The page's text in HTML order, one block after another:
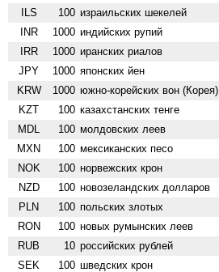
ILS 100 израильских шекелей
INR 1000 индийских рупий
IRR 1000 иранских риалов
JPY 1000 японских йен
KRW 1000 южно-корейских вон (Корея)
KZT 100 казахстанских тенге
MDL 100 молдовских леев
MXN 100 мексиканских песо
NOK 100 норвежских крон
NZD 100 ново­зеландских долларов
PLN 100 польских злотых
RON 100 новых румынских леев
RUB 10 российских рублей
SEK 100 шведских крон